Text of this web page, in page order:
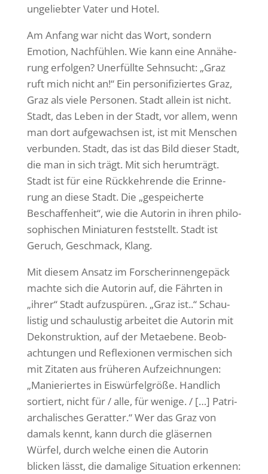
unge­liebter Vater und Hotel.
Am Anfang war nicht das Wort, sondern
Emotion, Nach­fühlen. Wie kann eine Annä­he­
rung erfolgen? Uner­füllte Sehn­sucht: „Graz
ruft mich nicht an!“ Ein perso­ni­fi­ziertes Graz,
Graz als viele Personen. Stadt allein ist nicht.
Stadt, das Leben in der Stadt, vor allem, wenn
man dort aufge­wachsen ist, ist mit Menschen
verbunden. Stadt, das ist das Bild dieser Stadt,
die man in sich trägt. Mit sich herum­trägt.
Stadt ist für eine Rück­keh­rende die Erin­ne­
rung an diese Stadt. Die „gespei­cherte
Beschaf­fen­heit“, wie die Autorin in ihren philo­
so­phi­schen Minia­turen fest­stellt. Stadt ist
Geruch, Geschmack, Klang.
Mit diesem Ansatz im Forsche­rin­nen­ge­päck
machte sich die Autorin auf, die Fährten in
„ihrer“ Stadt aufzu­spüren. „Graz ist..“ Schau­
listig und schau­lustig arbeitet die Autorin mit
Dekon­struk­tion, auf der Meta­ebene. Beob­
ach­tungen und Refle­xionen vermi­schen sich
mit Zitaten aus früheren Aufzeich­nungen:
„Manie­riertes in Eiswür­fel­größe. Hand­lich
sortiert, nicht für / alle, für wenige. / […] Patri­
ar­cha­li­sches Geratter.“ Wer das Graz von
damals kennt, kann durch die gläsernen
Würfel, durch welche einen die Autorin
blicken lässt, die dama­lige Situa­tion erkennen: